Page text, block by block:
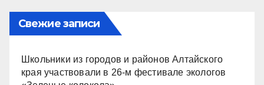
Свежие записи
Школьники из городов и районов Алтайского
края участвовали в 26-м фестивале экологов